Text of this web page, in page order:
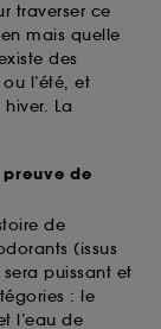
traverser ce
mais quelle
des
l’été, et
La
de
de
(issus
puissant et
: le
l’eau de